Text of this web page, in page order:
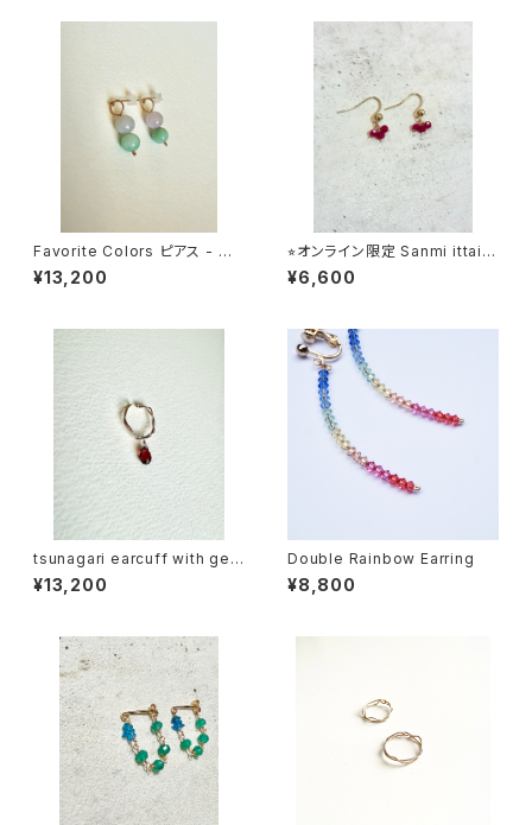
Favorite Colors ピアス - 翡
翠(gray x mint green)
¥13,200
⭐︎オンライン限定 Sanmi ittai
ピアス
¥6,600
tsunagari earcuff with gem
stone ガーネット
¥13,200
Double Rainbow Earring
¥8,800